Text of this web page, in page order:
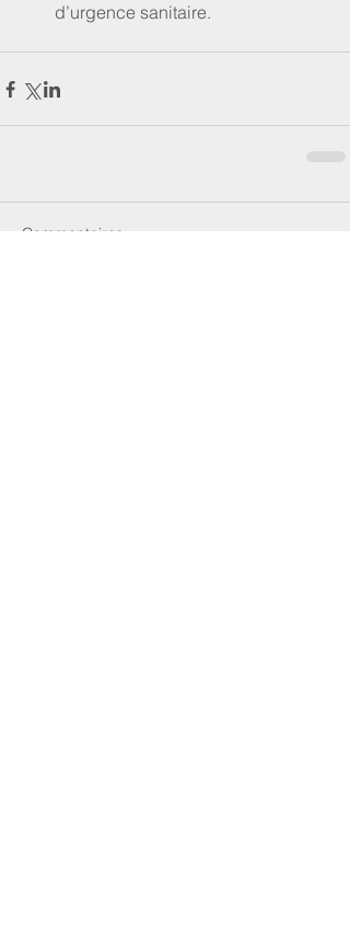
d’urgence sanitaire.
Commentaires